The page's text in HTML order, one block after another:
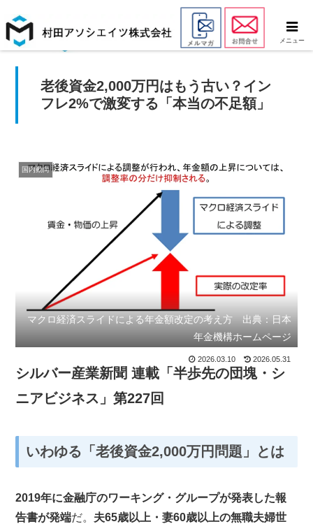
老後資金2,000万円はもう古い？イン
フレ2%で激変する「本当の不足額」
国内動向
マクロ経済スライドによる年金額改定の考え方 出典：日本
年金機構ホームページ
2026.03.10 2026.05.31
シルバー産業新聞 連載「半歩先の団塊・シ
ニアビジネス」第227回
いわゆる「老後資金2,000万円問題」とは
2019年に金融庁のワーキング・グループが発表した報
告書が発端だ。 夫65歳以上・妻60歳以上の無職夫婦世
メニュー